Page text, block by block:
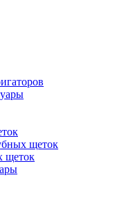
щеток
щеток